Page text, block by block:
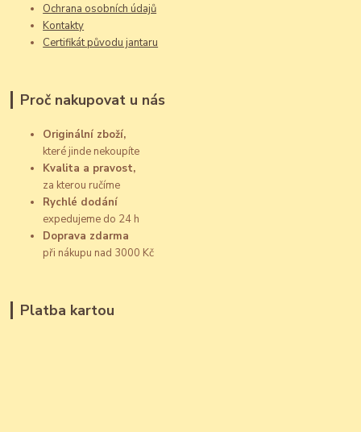
Ochrana osobních údajů
Kontakty
Certifikát původu jantaru
Proč nakupovat u nás
Originální zboží,
které jinde nekoupíte
Kvalita a pravost,
za kterou ručíme
Rychlé dodání
expedujeme do 24 h
Doprava zdarma
při nákupu nad 3000 Kč
Platba kartou